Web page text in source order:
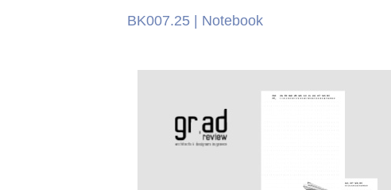
BK007.25 | Notebook